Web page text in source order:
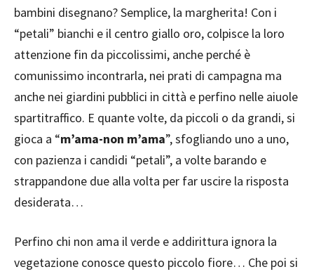
bambini disegnano? Semplice, la margherita! Con i
“petali” bianchi e il centro giallo oro, colpisce la loro
attenzione fin da piccolissimi, anche perché è
comunissimo incontrarla, nei prati di campagna ma
anche nei giardini pubblici in città e perfino nelle aiuole
spartitraffico. E quante volte, da piccoli o da grandi, si
gioca a “m’ama-non m’ama”, sfogliando uno a uno,
con pazienza i candidi “petali”, a volte barando e
strappandone due alla volta per far uscire la risposta
desiderata…
Perfino chi non ama il verde e addirittura ignora la
vegetazione conosce questo piccolo fiore… Che poi si